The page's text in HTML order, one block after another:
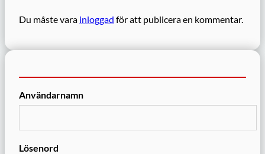
Du måste vara inloggad för att publicera en kommentar.
Användarnamn
Lösenord